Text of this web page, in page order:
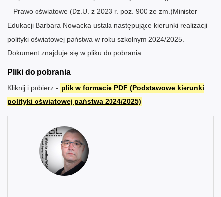
– Prawo oświatowe (Dz.U. z 2023 r. poz. 900 ze zm.)Minister
Edukacji Barbara Nowacka ustala następujące kierunki realizacji
polityki oświatowej państwa w roku szkolnym 2024/2025.
Dokument znajduje się w pliku do pobrania.
Pliki do pobrania
Kliknij i pobierz - plik w formacie PDF (Podstawowe kierunki
polityki oświatowej państwa 2024/2025)